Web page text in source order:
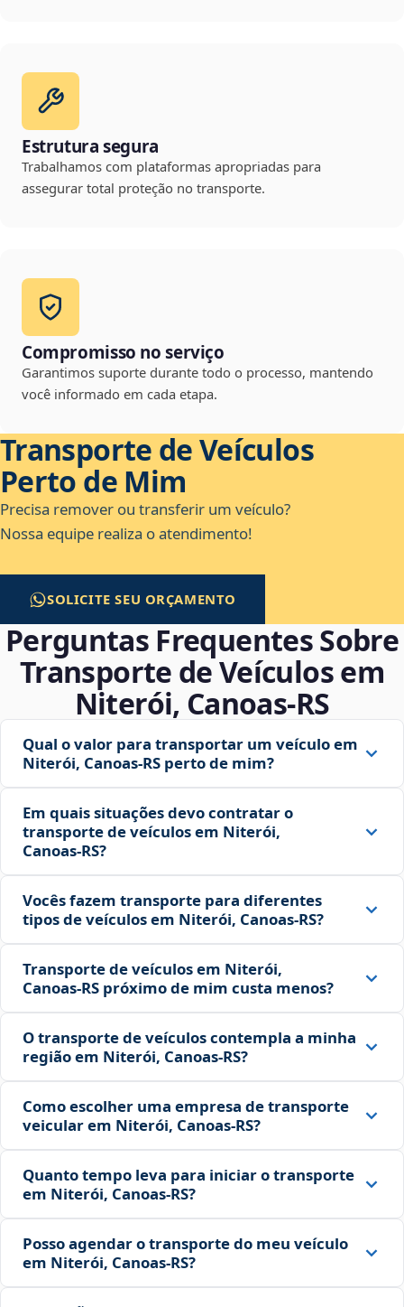
Estrutura segura
Trabalhamos com plataformas apropriadas para
assegurar total proteção no transporte.
Compromisso no serviço
Garantimos suporte durante todo o processo, mantendo
você informado em cada etapa.
Transporte de Veículos
Perto de Mim
Precisa remover ou transferir um veículo?
Nossa equipe realiza o atendimento!
SOLICITE SEU ORÇAMENTO
Perguntas Frequentes Sobre
Transporte de Veículos em
Niterói, Canoas‑RS
Qual o valor para transportar um veículo em
Niterói, Canoas‑RS perto de mim?
Em quais situações devo contratar o
transporte de veículos em Niterói,
Canoas‑RS?
Vocês fazem transporte para diferentes
tipos de veículos em Niterói, Canoas‑RS?
Transporte de veículos em Niterói,
Canoas‑RS próximo de mim custa menos?
O transporte de veículos contempla a minha
região em Niterói, Canoas‑RS?
Como escolher uma empresa de transporte
veicular em Niterói, Canoas‑RS?
Quanto tempo leva para iniciar o transporte
em Niterói, Canoas‑RS?
Posso agendar o transporte do meu veículo
em Niterói, Canoas‑RS?